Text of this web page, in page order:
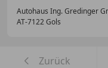
Autohaus Ing. Gredinger
AT-7122 Gols
Zurück